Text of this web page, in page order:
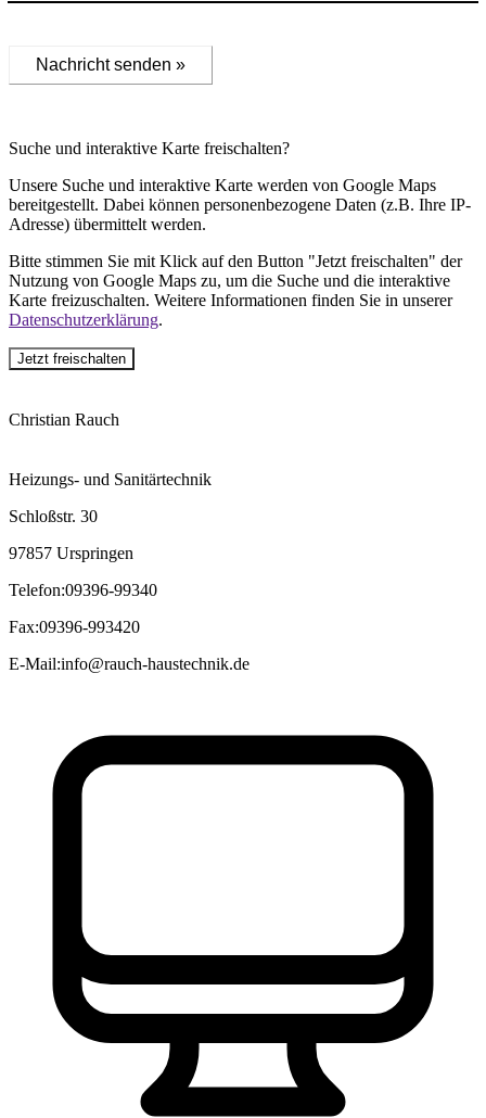
Nachricht senden »
Suche und interaktive Karte freischalten?
Unsere Suche und interaktive Karte werden von Google Maps
bereitgestellt. Dabei können personenbezogene Daten (z.B. Ihre IP-
Adresse) übermittelt werden.
Bitte stimmen Sie mit Klick auf den Button "Jetzt freischalten" der
Nutzung von Google Maps zu, um die Suche und die interaktive
Karte freizuschalten. Weitere Informationen finden Sie in unserer
Datenschutzerklärung.
Jetzt freischalten
Christian Rauch
Heizungs- und Sanitärtechnik
Schloßstr. 30
97857 Urspringen
Telefon:09396-99340
Fax:09396-993420
E-Mail:info@rauch-haustechnik.de